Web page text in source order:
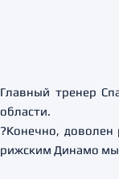
Главный тренер
области.
?Конечно,
рижским Динамо мы